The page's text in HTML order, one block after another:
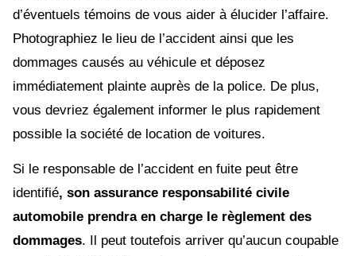
d’éventuels témoins de vous aider à élucider l’affaire.
Photographiez le lieu de l’accident ainsi que les
dommages causés au véhicule et déposez
immédiatement plainte auprès de la police. De plus,
vous devriez également informer le plus rapidement
possible la société de location de voitures.
Si le responsable de l’accident en fuite peut être
identifié, son assurance responsabilité civile
automobile prendra en charge le règlement des
dommages. Il peut toutefois arriver qu’aucun coupable